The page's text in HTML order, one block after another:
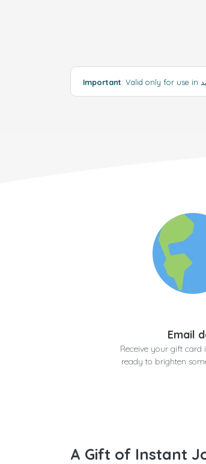
Important
Email
Receive your gift card
ready to brighten
A Gift of Instant